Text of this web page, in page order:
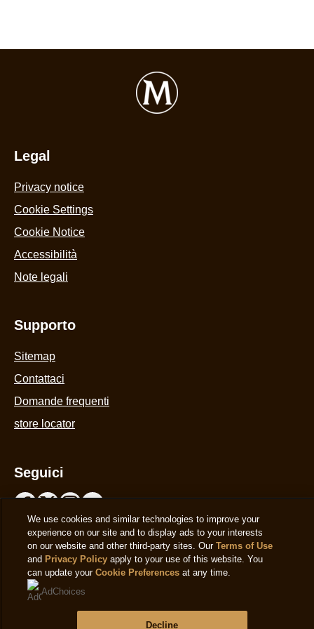
Legal
Privacy notice
Cookie Settings
Cookie Notice
Accessibilità
Note legali
Supporto
Sitemap
Contattaci
Domande frequenti
store locator
Seguici
Paese
Italy